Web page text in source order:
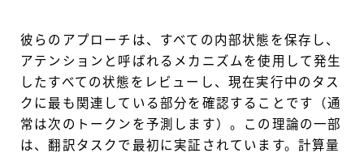
彼らのアプローチは、すべての内部状態を保存し、
アテンションと呼ばれるメカニズムを使用して発生
したすべての状態をレビューし、現在実行中のタス
クに最も関連している部分を確認することです（通
常は次のトークンを予測します）。この理論の一部
は、翻訳タスクで最初に実証されています。計算量